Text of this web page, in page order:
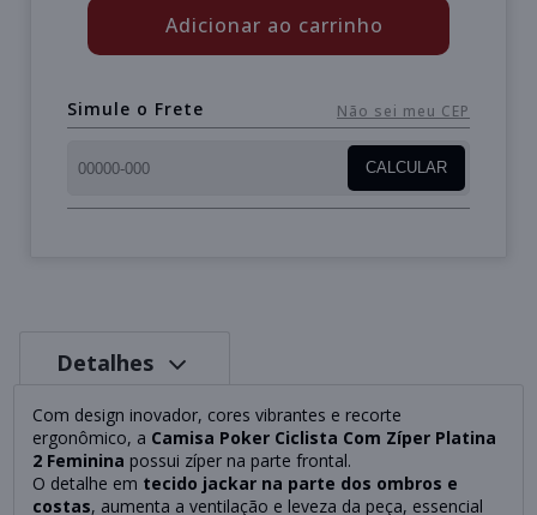
Adicionar ao carrinho
Simule o Frete Não sei meu CEP
CALCULAR
Detalhes
Com design inovador, cores vibrantes e recorte
ergonômico, a Camisa Poker Ciclista Com Zíper Platina
2 Feminina possui zíper na parte frontal.
O detalhe em tecido jackar na parte dos ombros e
costas, aumenta a ventilação e leveza da peça, essencial